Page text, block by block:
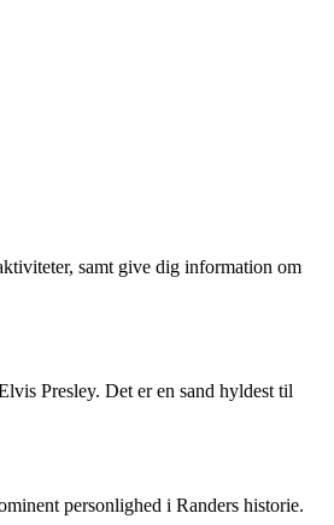
samt give dig information om
Presley. Det er en sand hyldest til
personlighed i Randers historie.